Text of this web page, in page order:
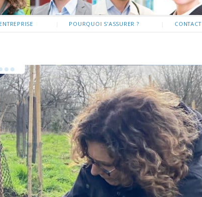
POURQUOI S’ASSURER ? CONTACT